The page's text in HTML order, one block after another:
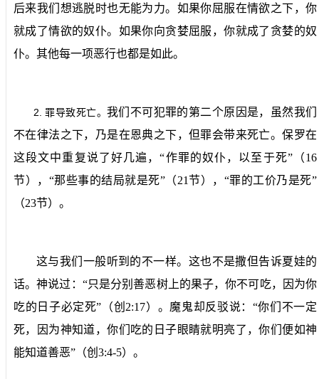
后来我们想逃脱时也无能为力。如果你屈服在情欲之下，你
就成了情欲的奴仆。如果你向贪婪屈服，你就成了贪婪的奴
仆。其他每一项恶行也都是如此。
2.罪导致死亡。 我们不可犯罪的第二个原因是，虽然我们
不在律法之下，乃是在恩典之下，但罪会带来死亡。保罗在
这段文中重复说了好几遍，“作罪的奴仆，以至于死”（16
节），“那些事的结局就是死”（21节），“罪的工价乃是死”
（23节）。
这与我们一般听到的不一样。这也不是撒但告诉夏娃的
话。神说过：“只是分别善恶树上的果子，你不可吃，因为你
吃的日子必定死”（创 2:17）。魔鬼却反驳说：“你们不一定
死，因为神知道，你们吃的日子眼睛就明亮了，你们便如神
能知道善恶”（创 3:4-5）。